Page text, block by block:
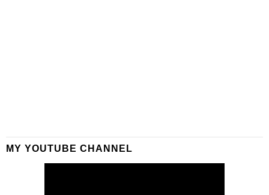
MY YOUTUBE CHANNEL